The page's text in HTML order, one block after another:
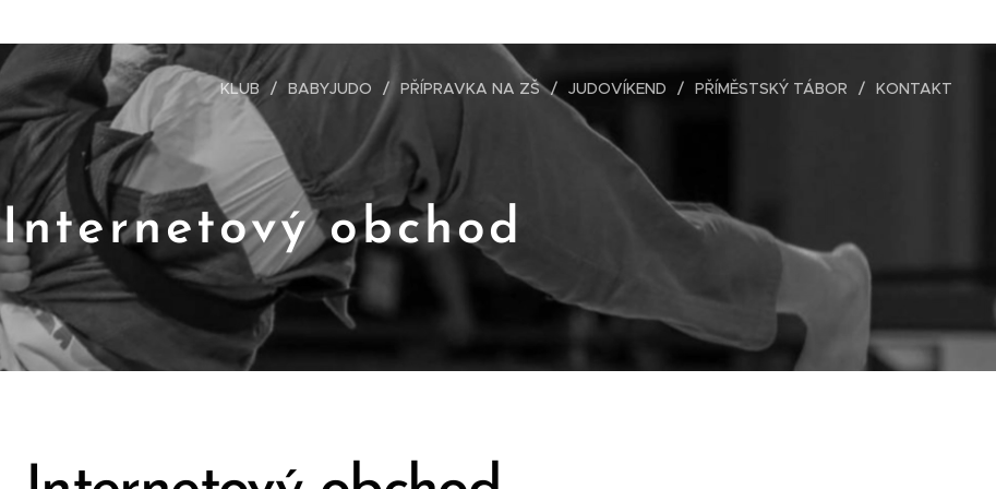
KLUB BABYJUDO PŘÍPRAVKA NA ZŠ JUDOVÍKEND PŘÍMĚSTSKÝ TÁBOR KONTAKT
Internetový obchod